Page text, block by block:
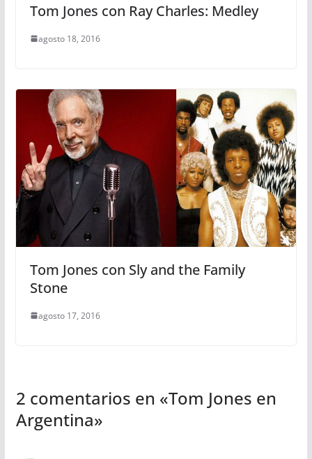
Tom Jones con Ray Charles: Medley
agosto 18, 2016
Tom Jones con Sly and the Family
Stone
agosto 17, 2016
2 comentarios en «Tom Jones en
Argentina»